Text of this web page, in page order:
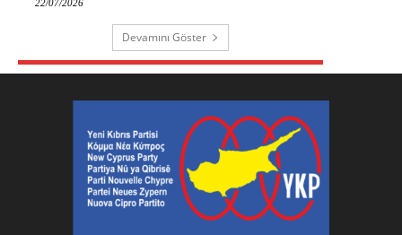
22/07/2026
Devamını Göster